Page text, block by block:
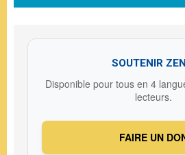
SOUTENIR
Disponible pour tous en 4
lecteurs.
FAIRE UN